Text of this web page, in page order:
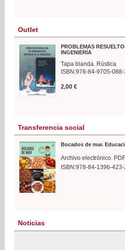
Outlet
PROBLEMAS
INGENIERÍA
Tapa blanda. Rústica
ISBN:978-84-9705-088-
2,00 €
Transferencia social
Bocados de mar.
Archivo electrónico.
ISBN:978-84-1396-423-
Noticias